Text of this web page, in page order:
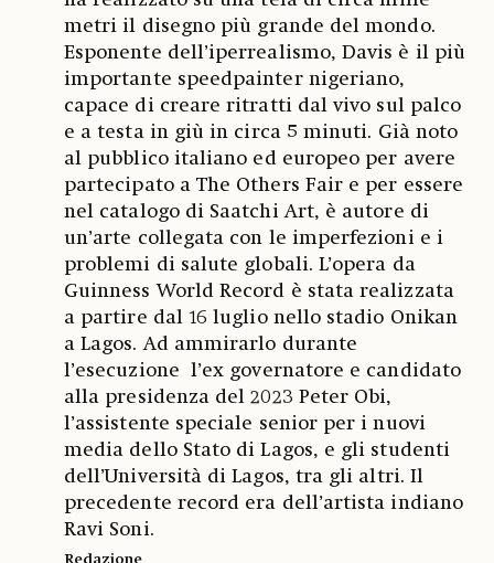
metri il disegno più grande del mondo.
Esponente dell’iperrealismo, Davis è il più
importante speedpainter nigeriano,
capace di creare ritratti dal vivo sul palco
e a testa in giù in circa 5 minuti. Già noto
al pubblico italiano ed europeo per avere
partecipato a The Others Fair e per essere
nel catalogo di Saatchi Art, è autore di
un’arte collegata con le imperfezioni e i
problemi di salute globali. L’opera da
Guinness World Record è stata realizzata
a partire dal 16 luglio nello stadio Onikan
a Lagos. Ad ammirarlo durante
l’esecuzione l’ex governatore e candidato
alla presidenza del 2023 Peter Obi,
l’assistente speciale senior per i nuovi
media dello Stato di Lagos, e gli studenti
dell’Università di Lagos, tra gli altri. Il
precedente record era dell’artista indiano
Ravi Soni.
Redazione